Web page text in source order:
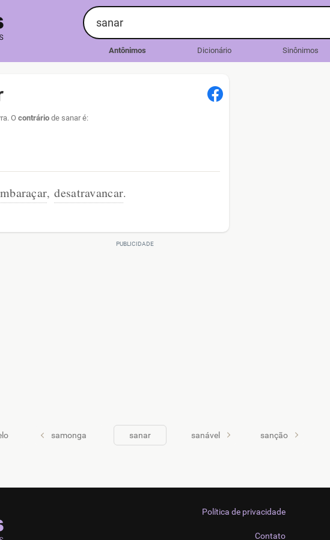
Antônimos Dicionário Sinônimos
O contrário de sanar é:
, desatravancar.
samonga sanar sanável sanção
Política de privacidade
Contato